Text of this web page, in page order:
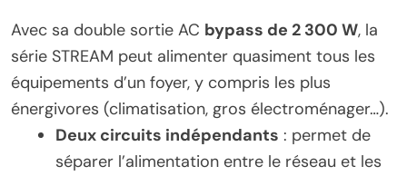
Avec sa double sortie AC bypass de 2 300 W, la
série STREAM peut alimenter quasiment tous les
équipements d’un foyer, y compris les plus
énergivores (climatisation, gros électroménager…).
Deux circuits indépendants : permet de
séparer l’alimentation entre le réseau et les